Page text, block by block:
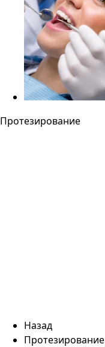
Протезирование
Назад
Протезирование